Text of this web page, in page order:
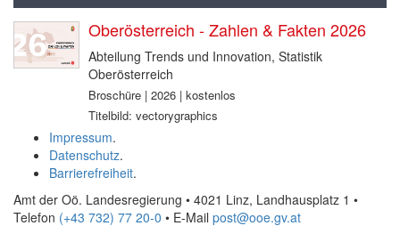
Oberösterreich - Zahlen & Fakten 2026
Abteilung Trends und Innovation, Statistik
Oberösterreich
Broschüre | 2026 | kostenlos
Titelbild: vectorygraphics
Impressum.
Datenschutz.
Barrierefreiheit.
Amt der Oö. Landesregierung • 4021 Linz, Landhausplatz 1 •
Telefon (+43 732) 77 20-0 • E-Mail post@ooe.gv.at